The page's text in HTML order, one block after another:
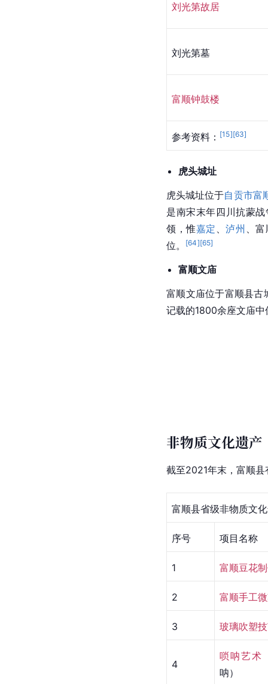
刘光第故居
刘光第墓
富顺钟鼓楼
参考资料： [15][63]
虎头城址
虎头城址位于自贡市富
是南宋末年四川抗蒙
领，惟嘉定 、泸州 、
位。
[64][65]
富顺文庙
富顺文庙位于富顺县古
记载的1800余座文庙
非物质文化遗产
截至2021年末，富顺
富顺县省级非物质文
序号 项目名称
1 富顺豆花
2 富顺手工
3 玻璃吹塑
4
唢呐艺术
呐）